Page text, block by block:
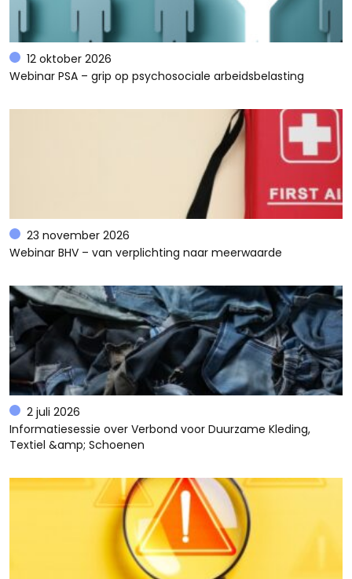
12 oktober 2026
Webinar PSA – grip op psychosociale arbeidsbelasting
23 november 2026
Webinar BHV – van verplichting naar meerwaarde
2 juli 2026
Informatiesessie over Verbond voor Duurzame Kleding,
Textiel &amp; Schoenen